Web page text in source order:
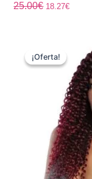
25.00€ 18.27€
¡Oferta!
¡Oferta!
precio
original
25.00€.
precio
actual
es: